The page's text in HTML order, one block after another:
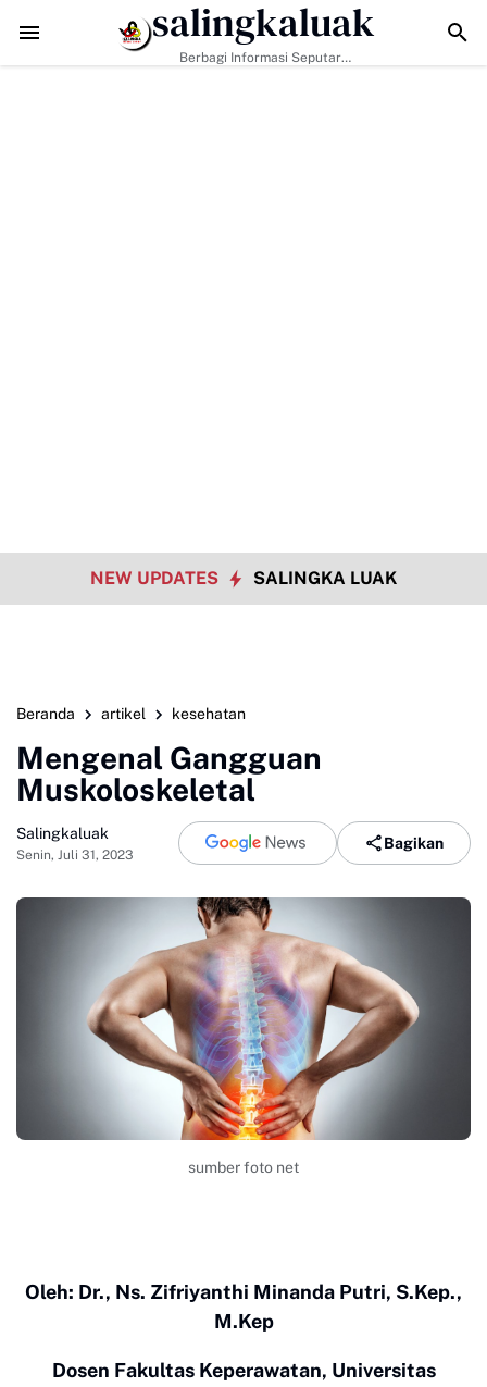
Tantangan Era Digital, Arisal Aziz Ajak Masyarakat Perkuat Nilai
salingkaluak
Berbagi Informasi Seputar
NEW UPDATES SALINGKA LUAK
Beranda artikel kesehatan
Mengenal Gangguan
Muskoloskeletal
Salingkaluak
Senin, Juli 31, 2023
Bagikan
sumber foto net
Oleh: Dr., Ns. Zifriyanthi Minanda Putri, S.Kep.,
M.Kep
Dosen Fakultas Keperawatan, Universitas